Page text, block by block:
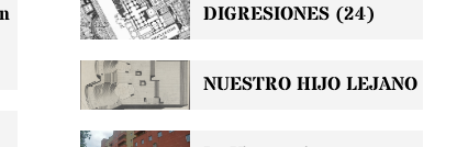
DIGRESIONES (24)
NUESTRO HIJO LEJANO